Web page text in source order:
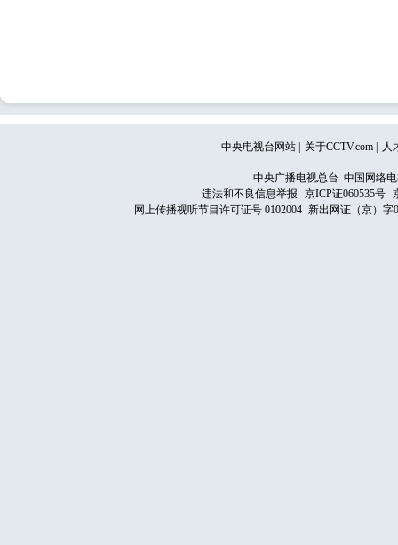
中央电视台网站 关于CCTV.com 人
中央广播电视总台 中国网络
违法和不良信息举报
京ICP证060535号
网上传播视听节目许可证号 0102004 新出网证（京）